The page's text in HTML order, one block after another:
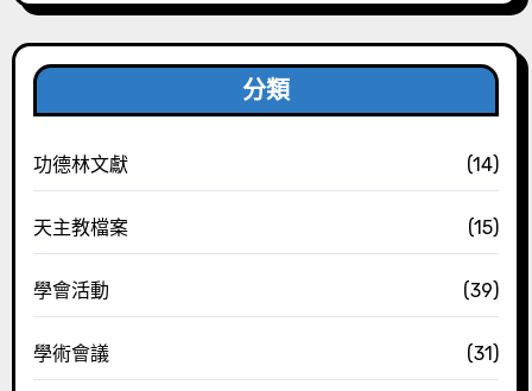
分類
功德林文獻 (14)
天主教檔案 (15)
學會活動 (39)
學術會議 (31)